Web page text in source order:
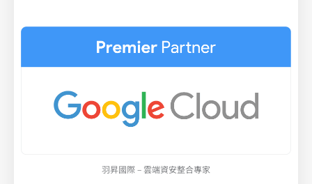
羽昇國際 – 雲端資安整合專家